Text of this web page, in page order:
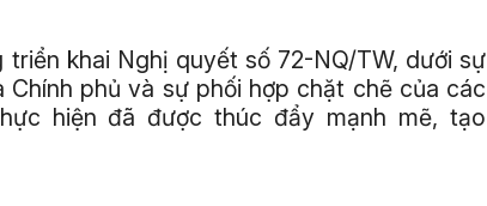
khai Nghị quyết số 72-NQ/TW, dưới sự
phủ và sự phối hợp chặt chẽ của các
hiện đã được thúc đẩy mạnh mẽ, tạo